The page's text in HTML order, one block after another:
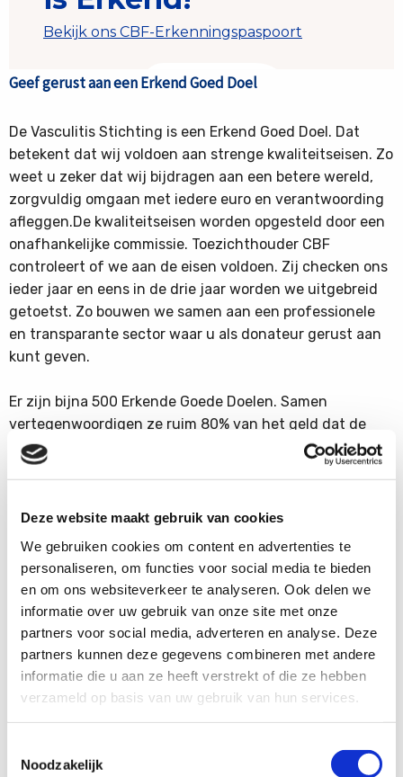
Deze website maakt gebruik van cookies
We gebruiken cookies om content en advertenties te
personaliseren, om functies voor social media te bieden
en om ons websiteverkeer te analyseren. Ook delen we
informatie over uw gebruik van onze site met onze
partners voor social media, adverteren en analyse. Deze
partners kunnen deze gegevens combineren met andere
informatie die u aan ze heeft verstrekt of die ze hebben
verzameld op basis van uw gebruik van hun services.
Noodzakelijk
Geef gerust aan een Erkend Goed Doel
De Vasculitis Stichting is een Erkend Goed Doel. Dat
betekent dat wij voldoen aan strenge kwaliteitseisen. Zo
weet u zeker dat wij bijdragen aan een betere wereld,
zorgvuldig omgaan met iedere euro en verantwoording
afleggen.De kwaliteitseisen worden opgesteld door een
onafhankelijke commissie. Toezichthouder CBF
controleert of we aan de eisen voldoen. Zij checken ons
ieder jaar en eens in de drie jaar worden we uitgebreid
getoetst. Zo bouwen we samen aan een professionele
en transparante sector waar u als donateur gerust aan
kunt geven.
Er zijn bijna 500 Erkende Goede Doelen. Samen
vertegenwoordigen ze ruim 80% van het geld dat de
samenleving doneert aan maatschappelijke doelen. U
herkent ze aan het ‘Erkend Goed Doel’-logo.
Meer weten over de kwaliteitseisen en de controle door
het CBF? Kijk op
www.cbf.nl
Word ook contribuant
Samen kunnen we zoveel meer bereiken.